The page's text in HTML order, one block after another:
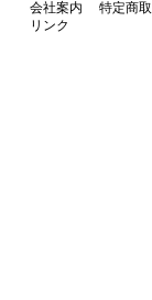
会社案内 特定商
リンク